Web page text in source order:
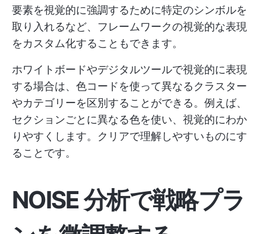
要素を視覚的に強調するために特定のシンボルを
取り入れるなど、フレームワークの視覚的な表現
をカスタム化することもできます。
ホワイトボードやデジタルツールで視覚的に表現
する場合は、色コードを使って異なるクラスター
やカテゴリーを区別することができる。例えば、
セクションごとに異なる色を使い、視覚的にわか
りやすくします。クリアで理解しやすいものにす
ることです。
NOISE 分析で戦略プラ